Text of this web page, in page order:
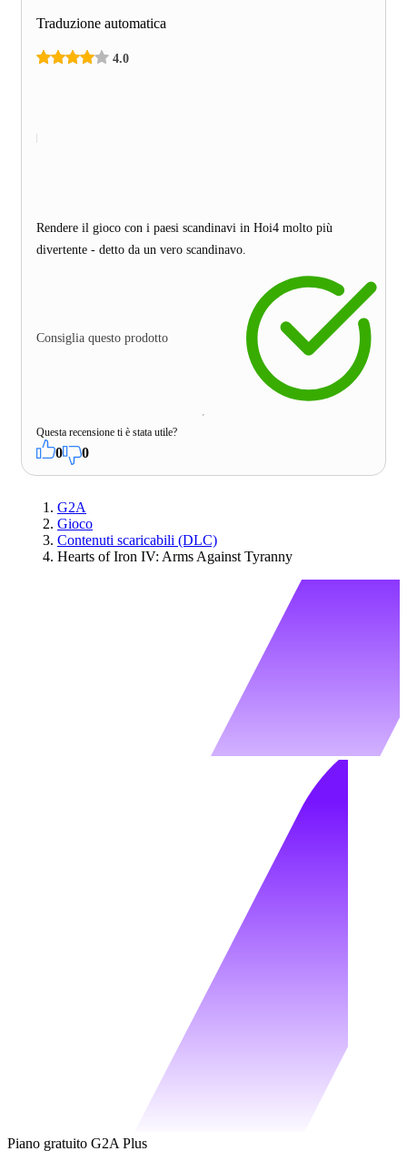
Traduzione automatica
4.0
Rendere il gioco con i paesi scandinavi in Hoi4 molto più
divertente - detto da un vero scandinavo.
Consiglia questo prodotto
Questa recensione ti è stata utile?
0 0
G2A
Gioco
Contenuti scaricabili (DLC)
Hearts of Iron IV: Arms Against Tyranny
Piano gratuito G2A Plus